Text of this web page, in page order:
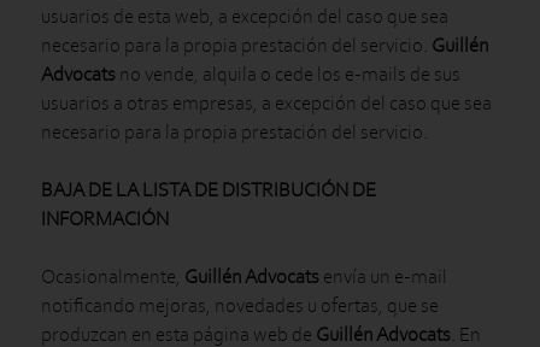
usuarios de esta web, a excepción del caso que sea
necesario para la propia prestación del servicio. Guillén
Advocats no vende, alquila o cede los e-mails de sus
usuarios a otras empresas, a excepción del caso que sea
necesario para la propia prestación del servicio.
BAJA DE LA LISTA DE DISTRIBUCIÓN DE
INFORMACIÓN
Ocasionalmente, Guillén Advocats envía un e-mail
notificando mejoras, novedades u ofertas, que se
produzcan en esta página web de Guillén Advocats . En